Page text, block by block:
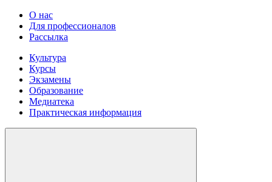
О нас
Для профессионалов
Рассылка
Культура
Курсы
Экзамены
Образование
Медиатека
Практическая информация